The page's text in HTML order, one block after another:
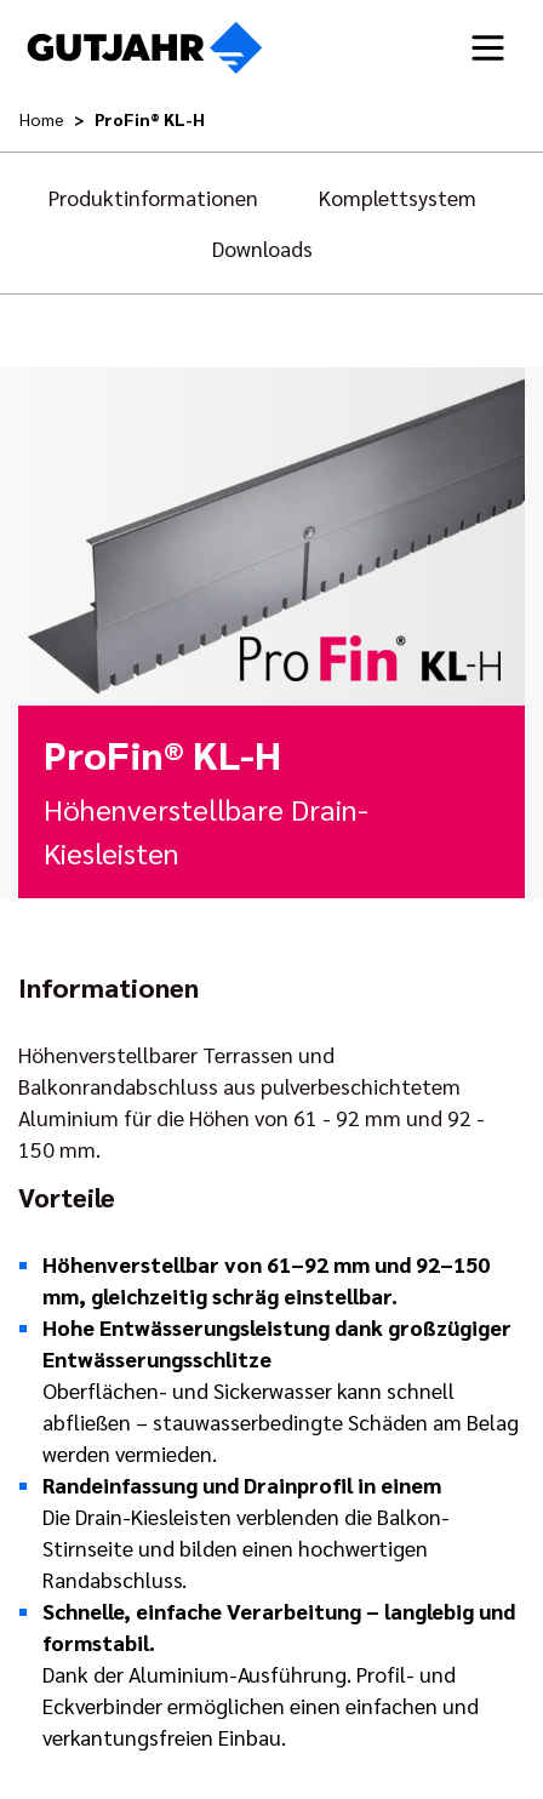
Home ProFin® KL-H
Produktinformationen
Komplettsystem
Downloads
ProFin® KL-H
Höhenverstellbare Drain-
Kiesleisten
Informationen
Höhenverstellbarer Terrassen und
Balkonrandabschluss aus pulverbeschichtetem
Aluminium für die Höhen von 61 - 92 mm und 92 -
150 mm.
Vorteile
Höhenverstellbar von 61–92 mm und 92–150
mm, gleichzeitig schräg einstellbar.
Hohe Entwässerungsleistung dank großzügiger
Entwässerungsschlitze
Oberflächen- und Sickerwasser kann schnell
abfließen – stauwasserbedingte Schäden am Belag
werden vermieden.
Randeinfassung und Drainprofil in einem
Die Drain-Kiesleisten verblenden die Balkon-
Stirnseite und bilden einen hochwertigen
Randabschluss.
Schnelle, einfache Verarbeitung – langlebig und
formstabil.
Dank der Aluminium-Ausführung. Profil- und
Eckverbinder ermöglichen einen einfachen und
verkantungsfreien Einbau.